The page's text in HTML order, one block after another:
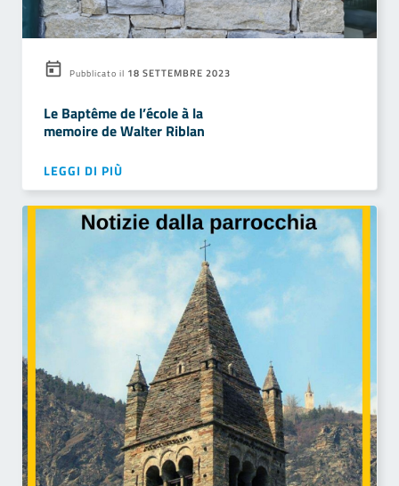
Pubblicato il 18 SETTEMBRE 2023
Le Baptême de l’école à la
memoire de Walter Riblan
LEGGI DI PIÙ